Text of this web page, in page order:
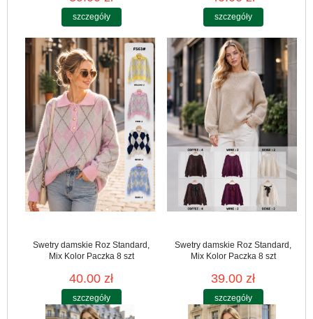
szczegóły szczegóły
Swetry damskie Roz Standard,
Mix Kolor Paczka 8 szt
40.00 zł
szczegóły
Swetry damskie Roz Standard,
Mix Kolor Paczka 8 szt
39.00 zł
szczegóły